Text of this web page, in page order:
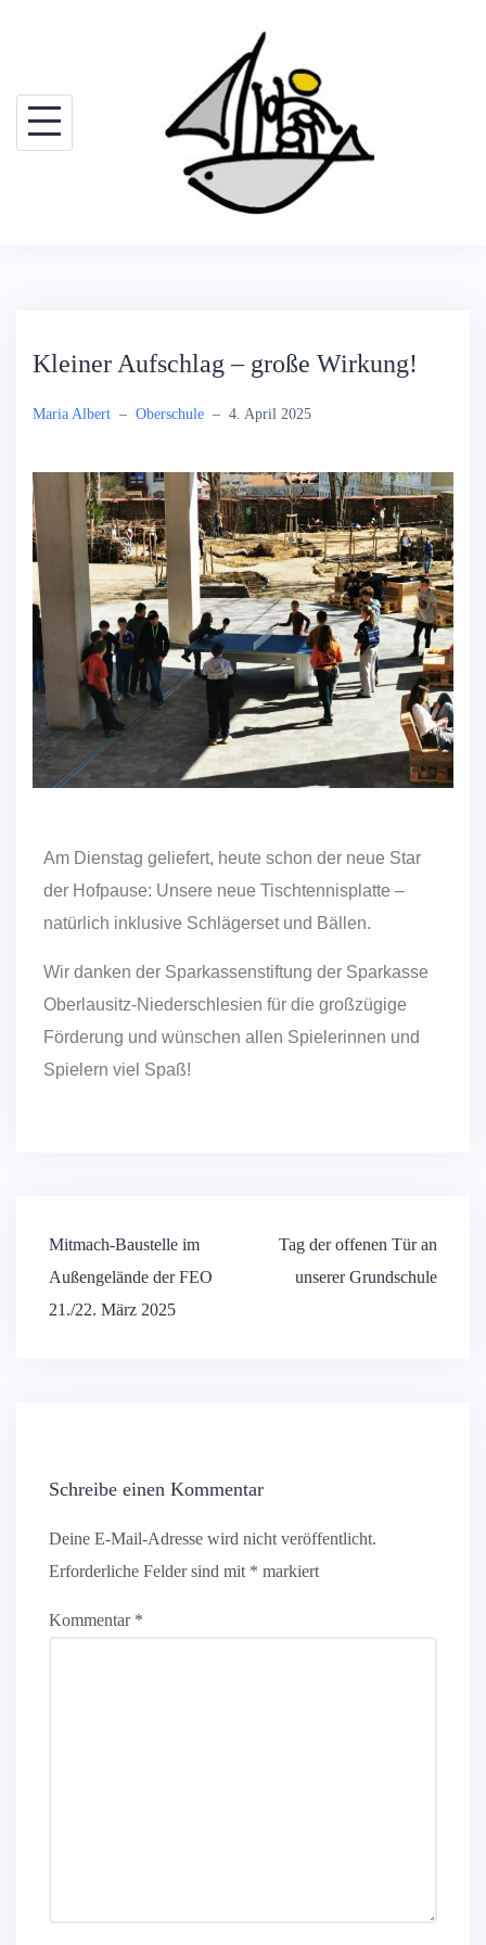
Kleiner Aufschlag – große Wirkung!
Maria Albert – Oberschule – 4. April 2025
Am Dienstag geliefert, heute schon der neue Star
der Hofpause: Unsere neue Tischtennisplatte –
natürlich inklusive Schlägerset und Bällen.
Wir danken der Sparkassenstiftung der Sparkasse
Oberlausitz-Niederschlesien für die großzügige
Förderung und wünschen allen Spielerinnen und
Spielern viel Spaß!
Mitmach-Baustelle im
Außengelände der FEO
21./22. März 2025
Tag der offenen Tür an
unserer Grundschule
Schreibe einen Kommentar
Deine E-Mail-Adresse wird nicht veröffentlicht.
Erforderliche Felder sind mit * markiert
Kommentar *